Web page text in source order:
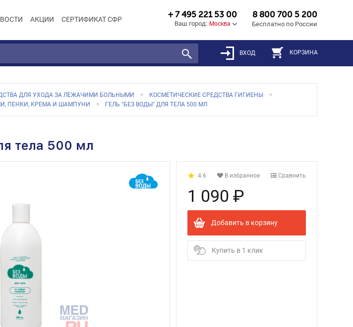
АКЦИИ СЕРТИФИКАТ СФР
+ 7 495 221 53 00
Ваш город: Москва
8 800 700 5 200
Бесплатно по России
ВХОД КОРЗИНА
ДЛЯ УХОДА ЗА ЛЕЖАЧИМИ БОЛЬНЫМИ
КОСМЕТИЧЕСКИЕ СРЕДСТВА ГИГИЕНЫ
ПЕНКИ, КРЕМА И ШАМПУНИ ГЕЛЬ "БЕЗ ВОДЫ" ДЛЯ ТЕЛА 500 МЛ
тела 500 мл
4.6 В избранное Сравнить
1 090 ₽
Добавить в корзину
Купить в 1 клик